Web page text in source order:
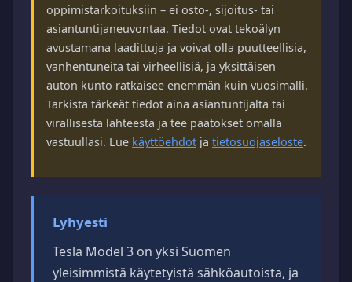
oppimistarkoituksiin – ei osto-, sijoitus- tai
asiantuntijaneuvontaa. Tiedot ovat tekoälyn
avustamana laadittuja ja voivat olla puutteellisia,
vanhentuneita tai virheellisiä, ja yksittäisen
auton kunto ratkaisee enemmän kuin vuosimalli.
Tarkista tärkeät tiedot aina asiantuntijalta tai
virallisesta lähteestä ja tee päätökset omalla
vastuullasi. Lue käyttöehdot ja tietosuojaseloste.
Lyhyesti
Tesla Model 3 on yksi Suomen
yleisimmistä käytetyistä sähköautoista, ja